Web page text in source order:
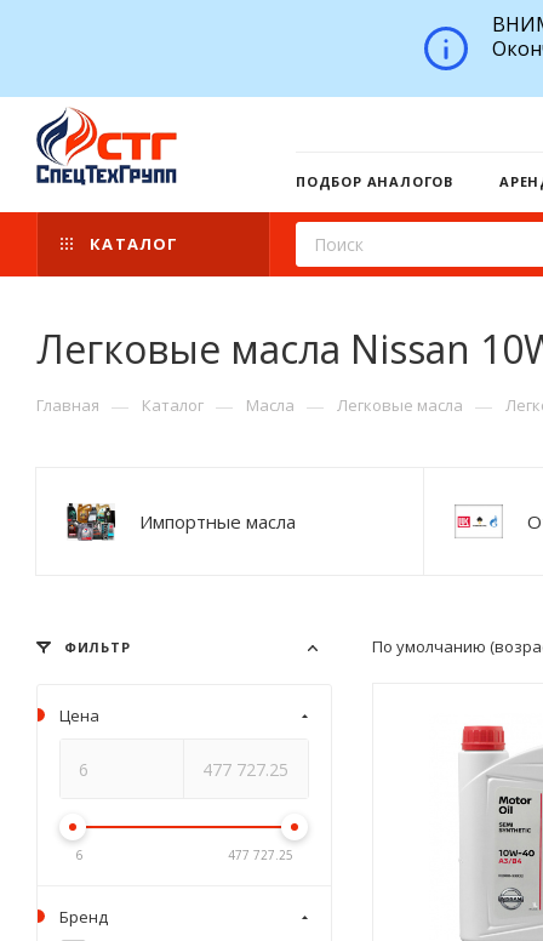
ПОДБОР АНАЛОГОВ
КАТАЛОГ
Легковые масла Nissan
Главная — Каталог — Масла — Легковые масла —
Импортные масла
По умолчанию
ФИЛЬТР
Цена
6 477 727.25
Бренд